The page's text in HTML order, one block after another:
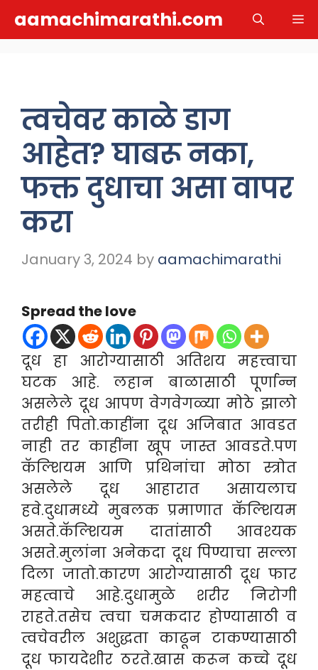
aamachimarathi.com
त्वचेवर काळे डाग
आहेत? घाबरू नका,
फक्त दुधाचा असा वापर
करा
January 3, 2024 by aamachimarathi
Spread the love
दूध हा आरोग्यासाठी अतिशय महत्त्वाचा
घटक आहे. लहान बाळासाठी पूर्णान्न
असलेले दूध आपण वेगवेगळ्या मोठे झालो
तरीही पितो.काहींना दूध अजिबात आवडत
नाही तर काहींना खूप जास्त आवडते.पण
कॅल्शियम आणि प्रथिनांचा मोठा स्त्रोत
असलेले दूध आहारात असायलाच
हवे.दुधामध्ये मुबलक प्रमाणात कॅल्शियम
असते.कॅल्शियम दातांसाठी आवश्यक
असते.मुलांना अनेकदा दूध पिण्याचा सल्ला
दिला जातो.कारण आरोग्यासाठी दूध फार
महत्वाचे आहे.दुधामुळे शरीर निरोगी
राहते.तसेच त्वचा चमकदार होण्यासाठी व
त्वचेवरील अशुद्धता काढून टाकण्यासाठी
दूध फायदेशीर ठरते.खास करून कच्चे दूध